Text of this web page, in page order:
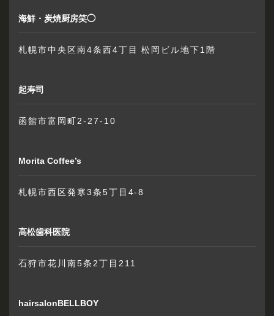
海鮮・炭焼厨房笑◯
札幌市中央区南4条西4丁目 松岡ビル地下1階
起寿司
函館市富岡町2-27-10
Morita Coffee’s
札幌市西区発寒3条5丁目4-8
高松歯科医院
石狩市花川南5条2丁目211
hairsalonBELLBOY